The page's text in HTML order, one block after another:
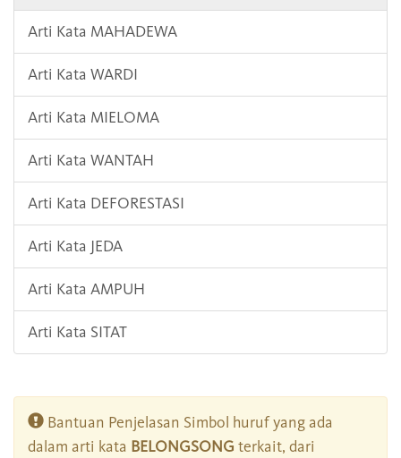
Arti Kata MAHADEWA
Arti Kata WARDI
Arti Kata MIELOMA
Arti Kata WANTAH
Arti Kata DEFORESTASI
Arti Kata JEDA
Arti Kata AMPUH
Arti Kata SITAT
Bantuan Penjelasan Simbol huruf yang ada
dalam arti kata BELONGSONG terkait, dari